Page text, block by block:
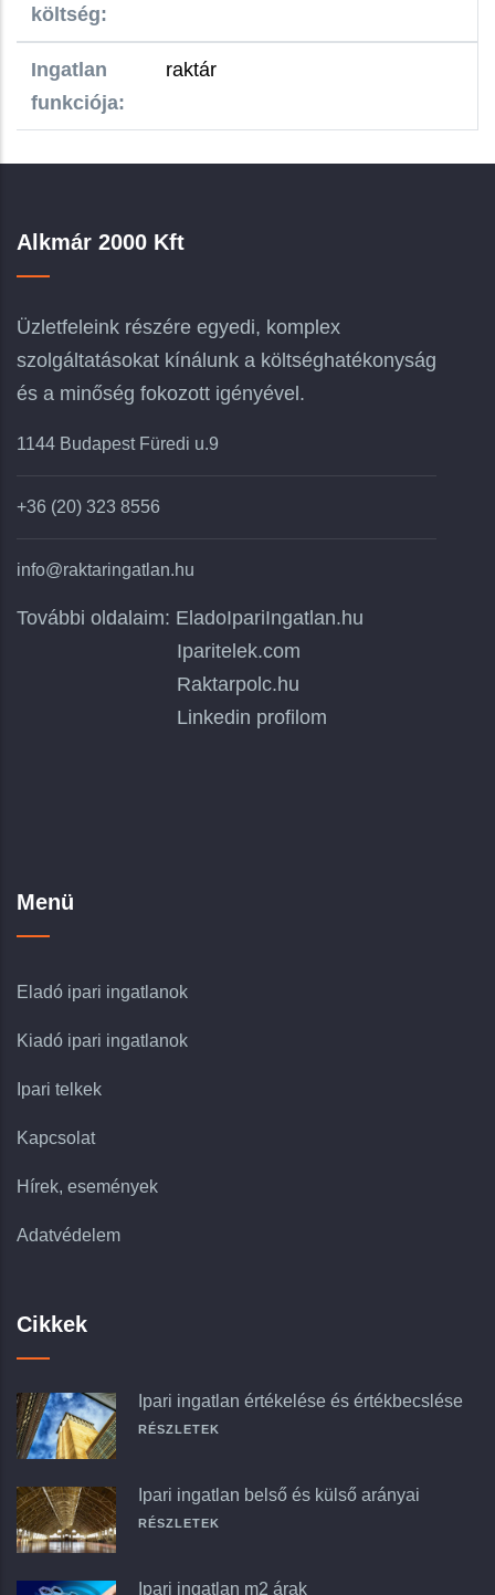
költség:
Ingatlan
funkciója:
raktár
Alkmár 2000 Kft
Üzletfeleink részére egyedi, komplex
szolgáltatásokat kínálunk a költséghatékonyság
és a minőség fokozott igényével.
1144 Budapest Füredi u.9
+36 (20) 323 8556
info@raktaringatlan.hu
További oldalaim: EladoIpariIngatlan.hu
Iparitelek.com
Raktarpolc.hu
Linkedin profilom
Menü
Eladó ipari ingatlanok
Kiadó ipari ingatlanok
Ipari telkek
Kapcsolat
Hírek, események
Adatvédelem
Cikkek
Ipari ingatlan értékelése és értékbecslése
RÉSZLETEK
Ipari ingatlan belső és külső arányai
RÉSZLETEK
Ipari ingatlan m2 árak